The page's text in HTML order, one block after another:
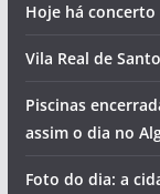
Hoje há
Vila Real de
Piscinas
assim o dia no
Foto do dia: a